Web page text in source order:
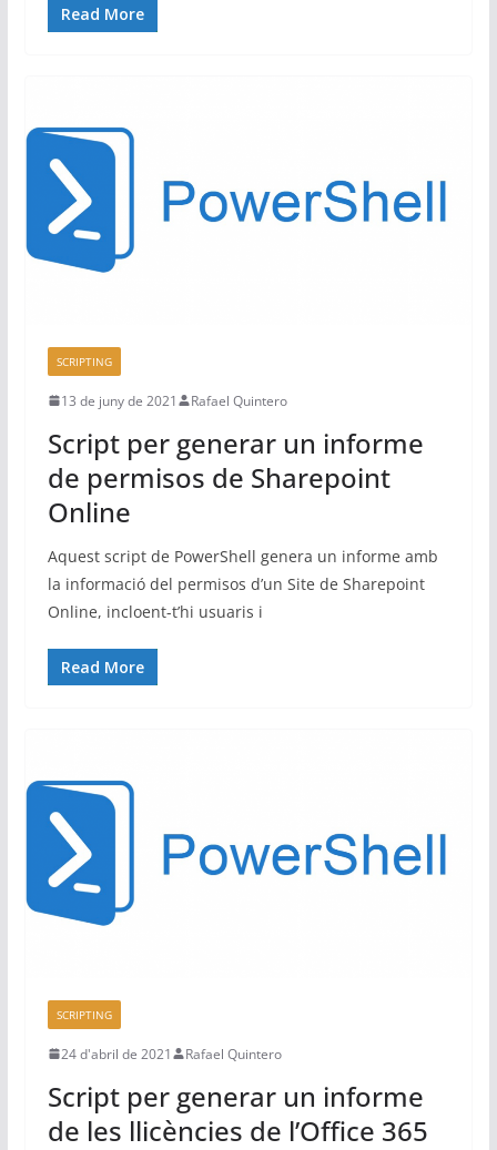
Read More
SCRIPTING
13 de juny de 2021 Rafael Quintero
Script per generar un informe
de permisos de Sharepoint
Online
Aquest script de PowerShell genera un informe amb
la informació del permisos d’un Site de Sharepoint
Online, incloent-t’hi usuaris i
Read More
SCRIPTING
24 d'abril de 2021 Rafael Quintero
Script per generar un informe
de les llicències de l’Office 365